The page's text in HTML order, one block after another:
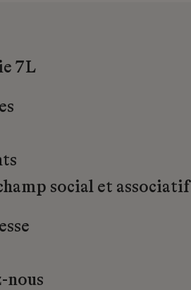
7L
social et associatif
nous